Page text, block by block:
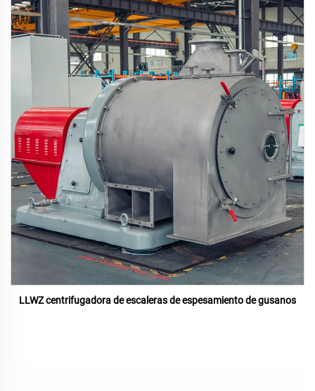
LLWZ centrifugadora de escaleras de espesamiento de gusanos